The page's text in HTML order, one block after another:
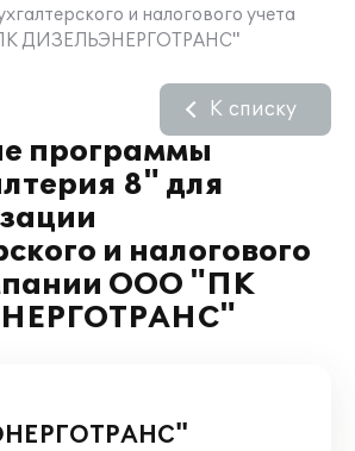
и налогового учета
ДИЗЕЛЬЭНЕРГОТРАНС"
программы
8" для
и налогового
ООО "ПК
К списку